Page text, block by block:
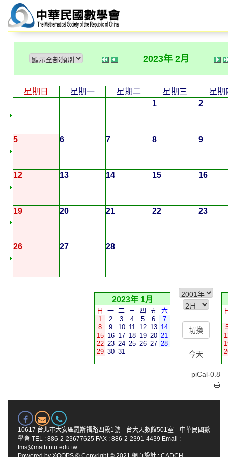
2023年 2月
星期日 星期一 星期二 星期三
星期
1
2
5 6 7 8 9
12 13 14 15 16
19 20 21 22 23
26 27 28
2023年 1月
日 一 二 三 四 五
六
1
2 3 4 5 6
7
8
9 10 11 12 13 14
15 16 17 18 19 20 21
22 23 24 25 26 27 28
29 30 31 今天
piCal-0.8
10617 台北市大安區羅斯福路四段1號 台大天數館501室 中華民國數
學會 TEL : 886-2-23677625 FAX : 886-2-2391-4439 Email :
tms@math.ntu.edu.tw